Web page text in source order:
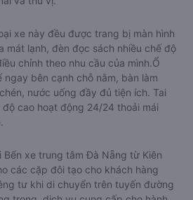
xe này đều được trang bị màn hình
mát lạnh, đèn đọc sách nhiều chế độ
chỉnh theo nhu cầu của mình.Ổ
bên cạnh chỗ nằm, bàn làm
nước uống đầy đủ tiện ích. Tai
cao hoạt động 24/24 thoải mái
Bến xe trung tâm Đà Nẵng từ Kiên
các cặp đôi tạo cho khách hàng
tư khi di chuyển trên tuyến đường